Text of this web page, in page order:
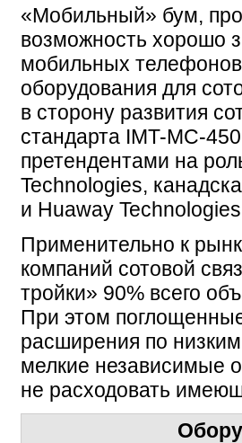
«Мобильный» бум,
возможность хорошо
мобильных
оборудования для
в сторону развития
стандарта IMT-MC-
претендентами на
Technologies,
и Huaway
Применительно к
компаний сотовой
тройки» 90% всего
При этом
расширения по
мелкие независимые
не расходовать